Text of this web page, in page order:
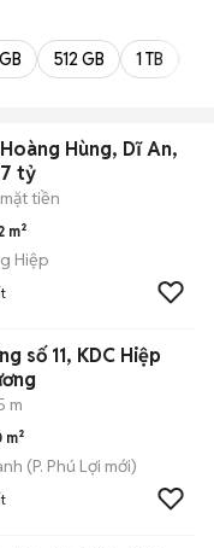
512 GB 1 TB
Hùng, Dĩ An,
tỷ
tiền
m²
Hiệp
số 11, KDC Hiệp
m
m²
(P. Phú Lợi mới)